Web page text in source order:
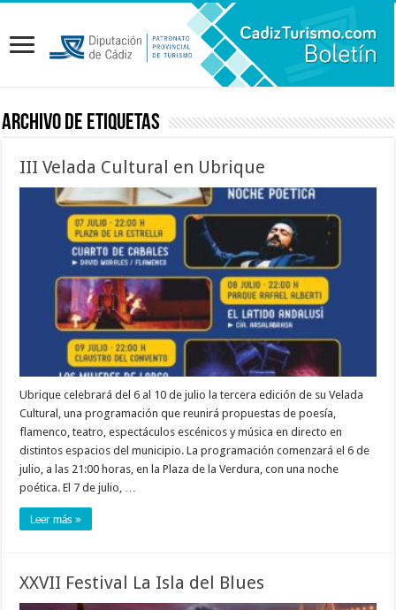
Archivo de etiquetas
III Velada Cultural en Ubrique
Ubrique celebrará del 6 al 10 de julio la tercera edición de su Velada
Cultural, una programación que reunirá propuestas de poesía,
flamenco, teatro, espectáculos escénicos y música en directo en
distintos espacios del municipio. La programación comenzará el 6 de
julio, a las 21:00 horas, en la Plaza de la Verdura, con una noche
poética. El 7 de julio, …
Leer más »
XXVII Festival La Isla del Blues